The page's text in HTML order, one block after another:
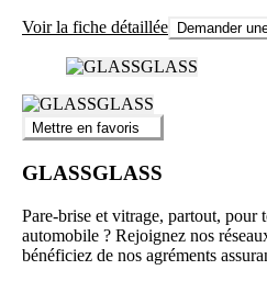
Voir la fiche détaillée Demander
Mettre en favoris
GLASSGLASS
Pare-brise et vitrage, partout, pour
automobile ? Rejoignez nos
bénéficiez de nos agréments